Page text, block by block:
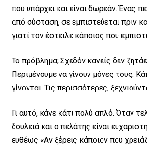
που υπάρχει και είναι δωρεάν. Ένας
από σύσταση, σε εμπιστεύεται πριν
γιατί τον έστειλε κάποιος που
Το πρόβλημα; Σχεδόν κανείς δεν
Περιμένουμε να γίνουν μόνες τους.
γίνονται. Τις περισσότερες,
Γι αυτό, κάνε κάτι πολύ απλό. Όταν
δουλειά και ο πελάτης είναι
ευθέως «Αν ξέρεις κάποιον που